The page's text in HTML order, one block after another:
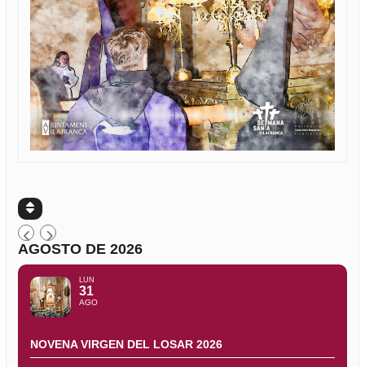
AGOSTO DE 2026
LUN
31
AGO
NOVENA VIRGEN DEL LOSAR 2026